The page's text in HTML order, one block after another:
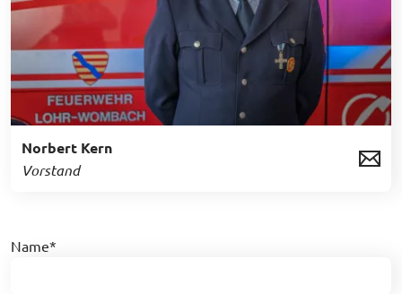
Norbert Kern
Vorstand
Name*